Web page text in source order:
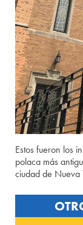
Estos fueron los
polaca más
ciudad de Nueva